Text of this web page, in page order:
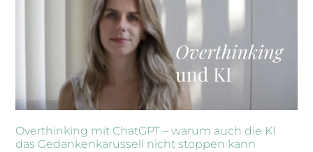
Overthinking mit ChatGPT – warum auch die KI
das Gedankenkarussell nicht stoppen kann